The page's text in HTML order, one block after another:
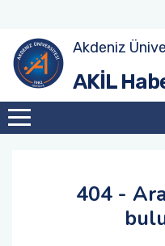
Akdeniz
AKİL
404 -